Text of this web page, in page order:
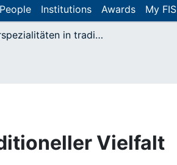
People Institutions Awards My FIS
Bierspezialitäten in traditioneller Vielfalt
Vielfalt